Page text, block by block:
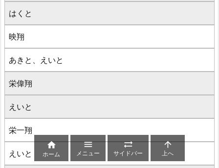
はくと
映翔
あきと、えいと
栄偉翔
えいと
栄一翔
えいと

ホーム

メニュー

サイドバー

上へ